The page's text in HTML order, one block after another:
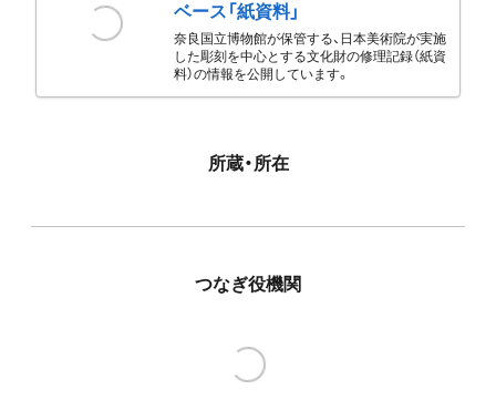
ベース「紙資料」
奈良国立博物館が保管する、日本美術院が実施
した彫刻を中心とする文化財の修理記録（紙資
料）の情報を公開しています。
所蔵・所在
つなぎ役機関